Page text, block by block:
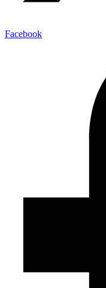
Facebook